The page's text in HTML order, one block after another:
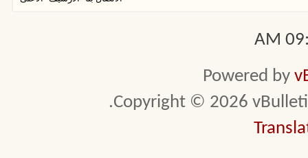
Powered by
Copyright © 2026